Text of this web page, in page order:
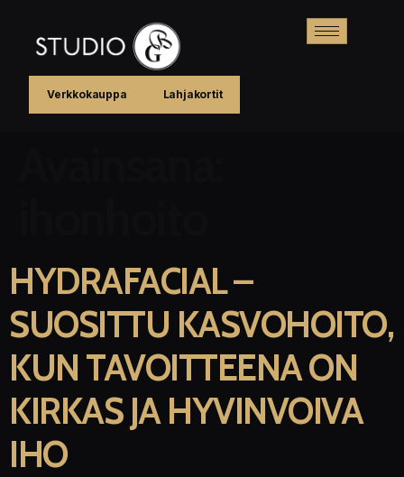
Verkkokauppa Lahjakortit
HYDRAFACIAL –
SUOSITTU KASVOHOITO,
KUN TAVOITTEENA ON
KIRKAS JA HYVINVOIVA
IHO